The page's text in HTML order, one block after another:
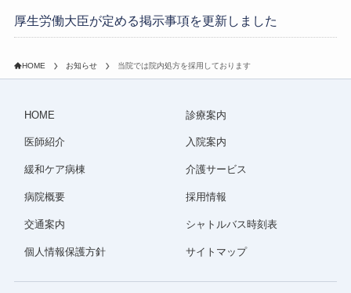
厚生労働大臣が定める掲示事項を更新しました
HOME お知らせ 当院では院内処方を採用しております
HOME 診療案内
医師紹介 入院案内
緩和ケア病棟 介護サービス
病院概要 採用情報
交通案内 シャトルバス時刻表
個人情報保護方針 サイトマップ